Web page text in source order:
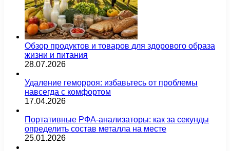
Обзор продуктов и товаров для здорового образа
жизни и питания
28.07.2026
Удаление геморроя: избавьтесь от проблемы
навсегда с комфортом
17.04.2026
Портативные РФА-анализаторы: как за секунды
определить состав металла на месте
25.01.2026